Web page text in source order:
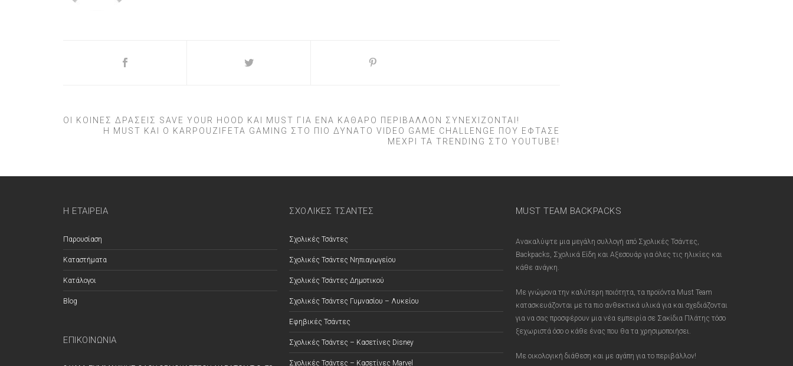
ΟΙ ΚΟΙΝΈΣ ΔΡΆΣΕΙΣ SAVE YOUR HOOD ΚΑΙ MUST ΓΙΑ ΈΝΑ ΚΑΘΑΡΌ ΠΕΡΙΒΆΛΛΟΝ ΣΥΝΕΧΊΖΟΝΤΑΙ!
H MUST ΚΑΙ Ο KARPOUZIFETA GAMING ΣΤΟ ΠΙΟ ΔΥΝΑΤΟ VIDEO GAME CHALLENGE ΠΟΥ ΕΦΤΑΣΕ
ΜΕΧΡΙ ΤΑ TRENDING ΣΤΟ YOUTUBE!
Η ΕΤΑΙΡΕΊΑ
Παρουσίαση
Καταστήματα
Κατάλογοι
Blog
ΕΠΙΚΟΙΝΩΝΊΑ
ΣΧΟΛΙΚΕΣ ΤΣΑΝΤΕΣ
Σχολικές Τσάντες
Σχολικές Τσάντες Νηπιαγωγείου
Σχολικές Τσάντες Δημοτικού
Σχολικές Τσάντες Γυμνασίου – Λυκείου
Εφηβικές Τσάντες
Σχολικές Τσάντες – Κασετίνες Disney
Σχολικές Τσάντες – Κασετίνες Marvel
MUST TEAM BACKPACKS
Ανακαλύψτε μια μεγάλη συλλογή από Σχολικές Τσάντες,
Backpacks, Σχολικά Είδη και Αξεσουάρ για όλες τις ηλικίες και
κάθε ανάγκη.
Με γνώμονα την καλύτερη ποιότητα, τα προϊόντα Must Team
κατασκευάζονται με τα πιο ανθεκτικά υλικά για και σχεδιάζονται
για να σας προσφέρουν μια νέα εμπειρία σε Σακίδια Πλάτης τόσο
ξεχωριστά όσο ο κάθε ένας που θα τα χρησιμοποιήσει.
Με οικολογική διάθεση και με αγάπη για το περιβάλλον!